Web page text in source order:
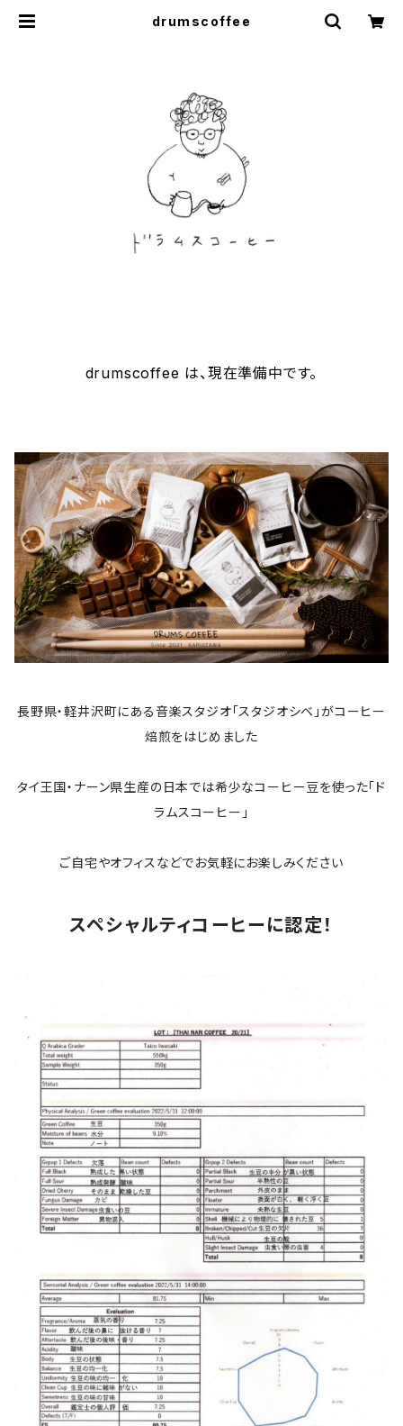
drumscoffee
drumscoffee は、現在準備中です。
長野県・軽井沢町にある音楽スタジオ「スタジオシベ」がコーヒー
焙煎をはじめました
タイ王国・ナーン県生産の日本では希少なコーヒー豆を使った「ド
ラムスコーヒー」
ご自宅やオフィスなどでお気軽にお楽しみください
スペシャルティコーヒーに認定！